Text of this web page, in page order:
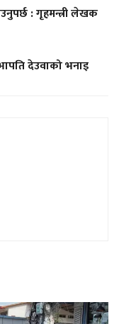
: गृहमन्त्री लेखक
देउवाको भनाइ